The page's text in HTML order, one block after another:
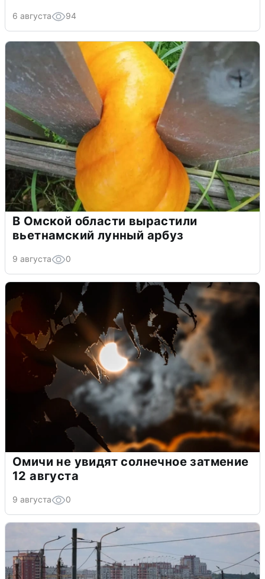
6 августа 94
В Омской области вырастили
вьетнамский лунный арбуз
9 августа 0
Омичи не увидят солнечное затмение
12 августа
9 августа 0